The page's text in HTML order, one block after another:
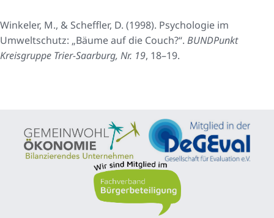
Winkeler, M., & Scheffler, D. (1998). Psychologie im
Umweltschutz: „Bäume auf die Couch?“. BUNDPunkt
Kreisgruppe Trier-Saarburg, Nr. 19, 18–19.